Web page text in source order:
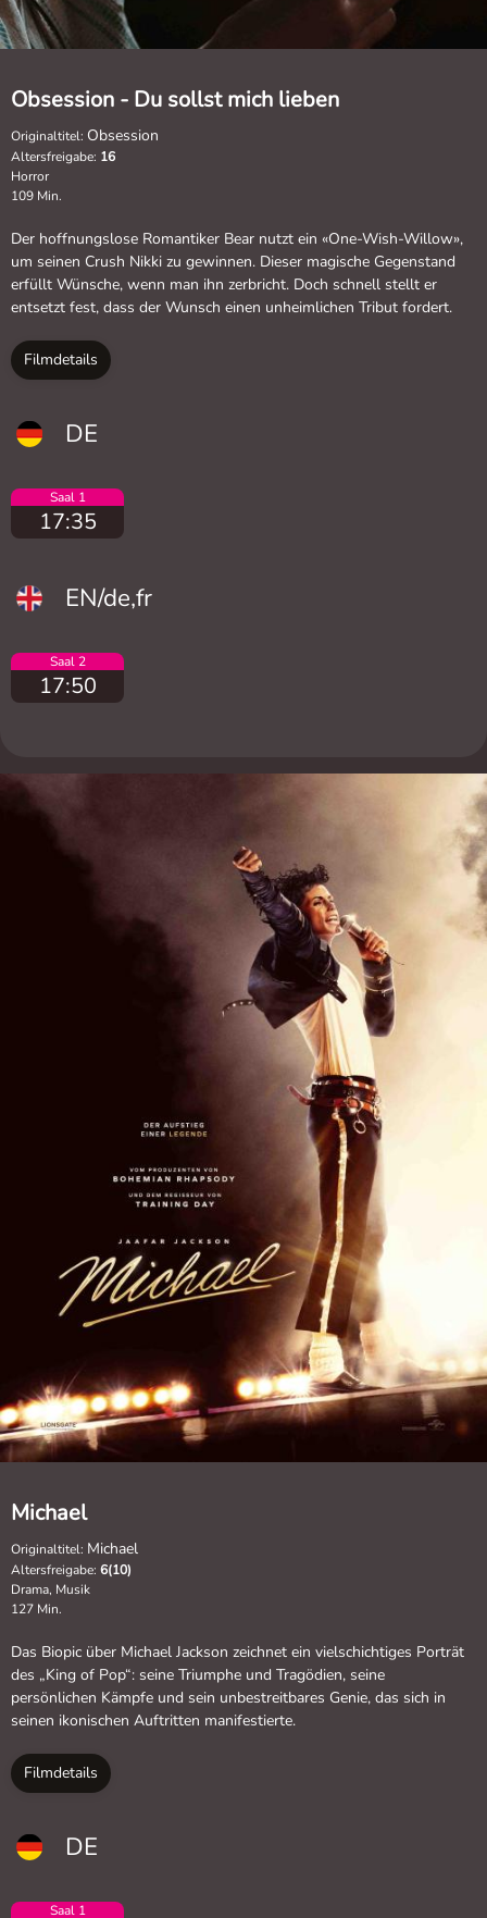
Obsession - Du sollst mich lieben
Originaltitel: Obsession
Altersfreigabe: 16
Horror
109 Min.
Der hoffnungslose Romantiker Bear nutzt ein «One-Wish-Willow»,
um seinen Crush Nikki zu gewinnen. Dieser magische Gegenstand
erfüllt Wünsche, wenn man ihn zerbricht. Doch schnell stellt er
entsetzt fest, dass der Wunsch einen unheimlichen Tribut fordert.
Filmdetails
DE
Saal 1
17:35
EN/de,fr
Saal 2
17:50
Michael
Originaltitel: Michael
Altersfreigabe: 6(10)
Drama, Musik
127 Min.
Das Biopic über Michael Jackson zeichnet ein vielschichtiges Porträt
des „King of Pop“: seine Triumphe und Tragödien, seine
persönlichen Kämpfe und sein unbestreitbares Genie, das sich in
seinen ikonischen Auftritten manifestierte.
Filmdetails
DE
Saal 1